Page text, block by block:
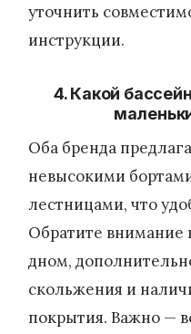
уточнить
инструкции.
4. Какой
Оба бренда
невысокими
лестницами, что
Обратите внимание
дном,
скольжения и
покрытия. Важно —